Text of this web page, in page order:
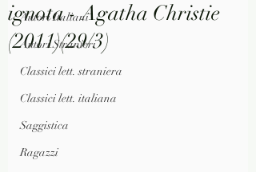
Autori Italiani
Autori Stranieri
Classici lett. straniera
Classici lett. italiana
Saggistica
Ragazzi
ignota - Agatha Christie
(2011)(29/3)